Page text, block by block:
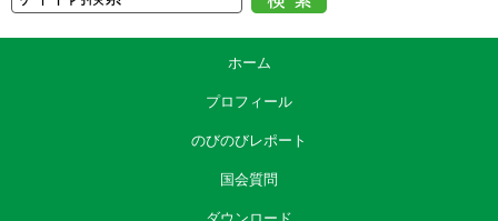
ホーム
プロフィール
のびのびレポート
国会質問